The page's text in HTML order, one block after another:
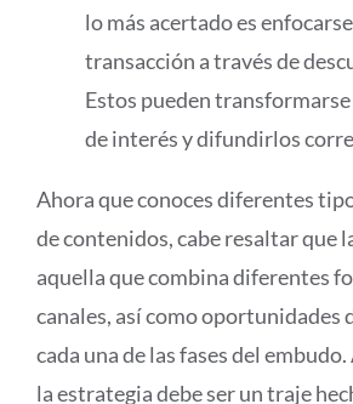
lo más acertado es
transacción a través de
Estos pueden
de interés y difundirlos
Ahora que conoces diferentes
de contenidos, cabe resaltar que
aquella que combina diferentes
canales, así como oportunidades
cada una de las fases del
la estrategia debe ser un traje